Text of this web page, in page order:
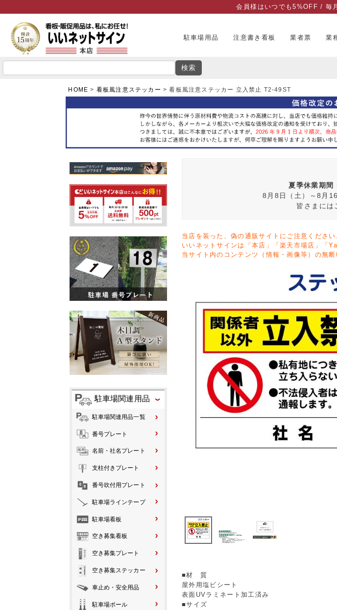
会員様はいつでも5%OFF / 毎
駐車場用品 注意書き看板 業者票 業
検索
HOME 看板風注意ステッカー 看板風注意ステッカー 立入禁止 T2-49ST
駐車場関連用品
駐車場関連用品一覧
番号プレート
名前・社名プレート
支柱付きプレート
番号吹付用プレート
駐車場ラインテープ
駐車場看板
空き募集看板
空き募集プレート
空き募集ステッカー
車止め・安全用品
駐車場ポール
夏季休業期間
8月8日（土）～8月
皆さまには
当店を装った、偽の通販サイトにご注意ください
いいネットサインは「本店」「楽天市場店」「
当サイト内のコンテンツ（情報・画像等）の無
■材 質
屋外用塩ビシート
表面UVラミネート加工済み
■サイズ